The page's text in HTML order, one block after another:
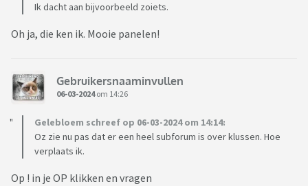
Ik dacht aan bijvoorbeeld zoiets.
Oh ja, die ken ik. Mooie panelen!
Gebruikersnaaminvullen
06-03-2024om 14:26
Gelebloem schreef op 06-03-2024 om 14:14:
Oz zie nu pas dat er een heel subforum is over klussen. Hoe
verplaats ik.
Op ! in je OP klikken en vragen